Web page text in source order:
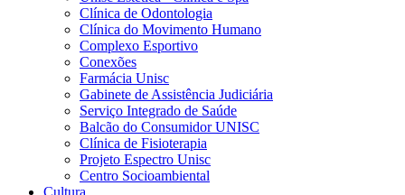
Clínica de Odontologia
Clínica do Movimento Humano
Complexo Esportivo
Conexões
Farmácia Unisc
Gabinete de Assistência Judiciária
Serviço Integrado de Saúde
Balcão do Consumidor UNISC
Clínica de Fisioterapia
Projeto Espectro Unisc
Centro Socioambiental